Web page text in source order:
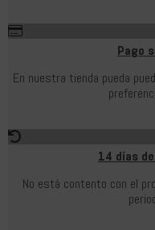
Pago
En nuestra tienda pueda
14 días
No está contento con el